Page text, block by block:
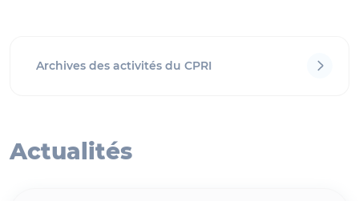
Archives des activités du CPRI
Actualités